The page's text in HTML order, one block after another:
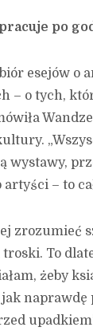
po
esejów o
– o tych,
wystawy,
– to
zrozumieć
To
żeby